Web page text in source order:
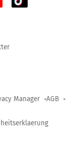
Manager AGB